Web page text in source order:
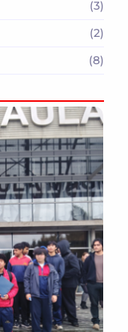
(3)
(2)
(8)